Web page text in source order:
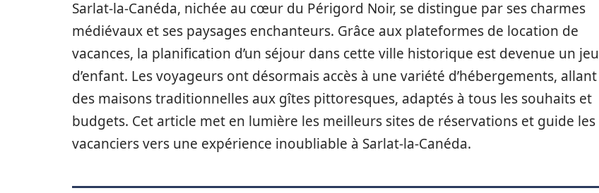
Sarlat-la-Canéda, nichée au cœur du Périgord Noir, se distingue par ses charmes
médiévaux et ses paysages enchanteurs. Grâce aux plateformes de location de
vacances, la planification d’un séjour dans cette ville historique est devenue un jeu
d’enfant. Les voyageurs ont désormais accès à une variété d’hébergements, allant
des maisons traditionnelles aux gîtes pittoresques, adaptés à tous les souhaits et
budgets. Cet article met en lumière les meilleurs sites de réservations et guide les
vacanciers vers une expérience inoubliable à Sarlat-la-Canéda.